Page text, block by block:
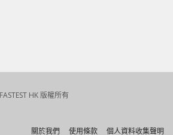
HK 版權所有
關於我們 使用條款 個人資料收集聲明